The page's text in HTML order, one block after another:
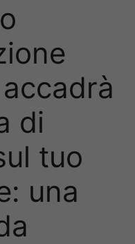
di
tuo
una